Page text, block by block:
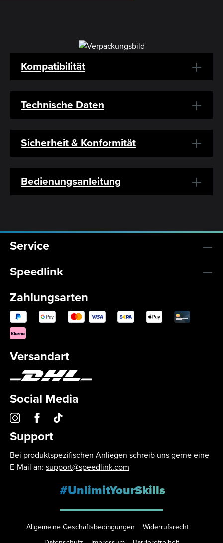
Kompatibilität
Technische Daten
Sicherheit & Konformität
Bedienungsanleitung
Service
Speedlink
Zahlungsarten
Versandart
Social Media
Support
Bei produktspezifischen Anliegen schreib uns gerne eine
E-Mail an: support@speedlink.com
#UnlimitYourSkills
Allgemeine Geschäftsbedingungen
Widerrufsrecht